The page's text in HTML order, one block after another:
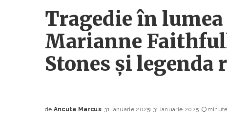
Tragedie în
Marianne
Stones și
de Ancuta Marcus 31 ianuarie 2025 31 ianuarie 2025